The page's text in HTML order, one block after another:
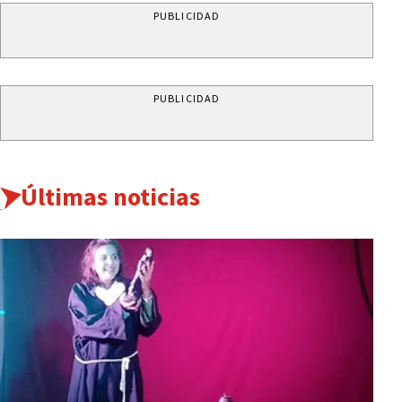
PUBLICIDAD
PUBLICIDAD
Últimas noticias